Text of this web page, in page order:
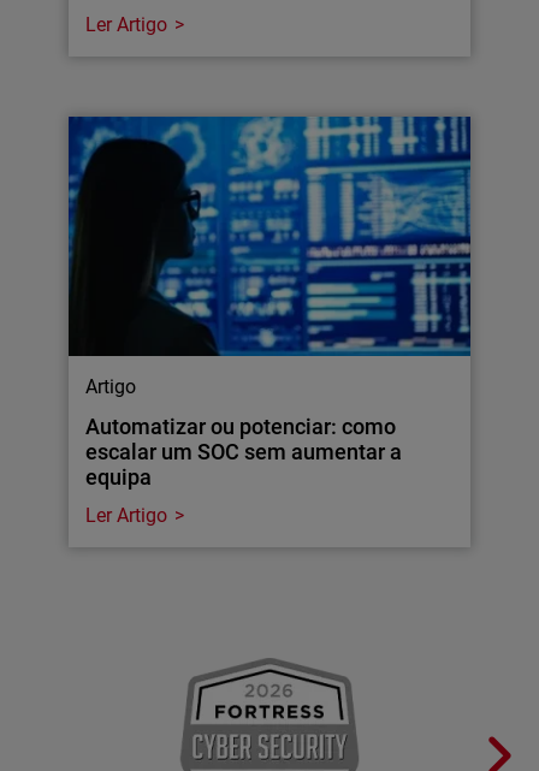
Ler Artigo
Artigo
Automatizar ou potenciar: como
escalar um SOC sem aumentar a
equipa
Ler Artigo